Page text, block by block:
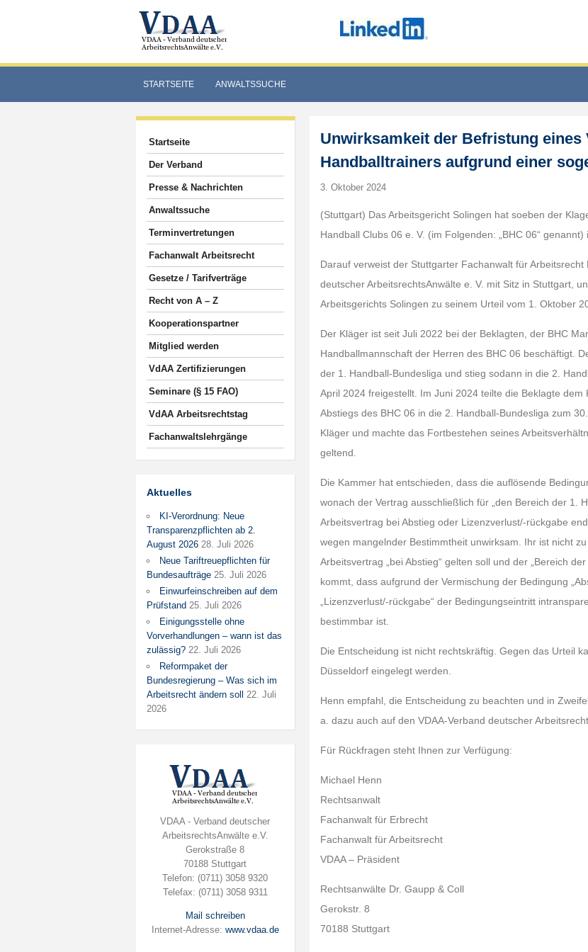
STARTSEITE ANWALTSSUCHE
Startseite
Der Verband
Presse & Nachrichten
Anwaltssuche
Terminvertretungen
Fachanwalt Arbeitsrecht
Gesetze / Tarifverträge
Recht von A – Z
Kooperationspartner
Mitglied werden
VdAA Zertifizierungen
Seminare (§ 15 FAO)
VdAA Arbeitsrechtstag
Fachanwaltslehrgänge
Aktuelles
KI-Verordnung: Neue
Transparenzpflichten ab 2.
August 2026 28. Juli 2026
Neue Tariftreuepflichten für
Bundesaufträge 25. Juli 2026
Einwurfeinschreiben auf dem
Prüfstand 25. Juli 2026
Einigungsstelle ohne
Vorverhandlungen – wann ist das
zulässig? 22. Juli 2026
Reformpaket der
Bundesregierung – Was sich im
Arbeitsrecht ändern soll
22. Juli
2026
VDAA - Verband deutscher
ArbeitsrechtsAnwälte e.V.
Gerokstraße 8
70188 Stuttgart
Telefon: (0711) 3058 9320
Telefax: (0711) 3058 9311
Mail schreiben
Internet-Adresse: www.vdaa.de
Unwirksamkeit der Befristung eines
Handballtrainers aufgrund einer
3. Oktober 2024
(Stuttgart) Das Arbeitsgericht Solingen hat soeben der
Handball Clubs 06 e. V. (im Folgenden: „BHC 06“
Darauf verweist der Stuttgarter Fachanwalt für
deutscher ArbeitsrechtsAnwälte e. V. mit Sitz in Stuttgart,
Arbeitsgerichts Solingen zu seinem Urteil vom 1. Oktober
Der Kläger ist seit Juli 2022 bei der Beklagten, der BHC
Handballmannschaft der Herren des BHC 06 beschäftigt.
der 1. Handball-Bundesliga und stieg sodann in die 2.
April 2024 freigestellt. Im Juni 2024 teilte die Beklagte
Abstiegs des BHC 06 in die 2. Handball-Bundesliga zum
Kläger und machte das Fortbestehen seines
geltend.
Die Kammer hat entschieden, dass die auflösende
wonach der Vertrag ausschließlich für „den Bereich der 1.
Arbeitsvertrag bei Abstieg oder Lizenzverlust/-rückgabe
wegen mangelnder Bestimmtheit unwirksam. Ihr ist nicht
Arbeitsvertrag „bei Abstieg“ gelten soll und der „Bereich
kommt, dass aufgrund der Vermischung der Bedingung
„Lizenzverlust/-rückgabe“ der Bedingungseintritt
bestimmbar ist.
Die Entscheidung ist nicht rechtskräftig. Gegen das Urteil
Düsseldorf eingelegt werden.
Henn empfahl, die Entscheidung zu beachten und in
a. dazu auch auf den VDAA-Verband deutscher
Für Rückfragen steht Ihnen zur Verfügung:
Michael Henn
Rechtsanwalt
Fachanwalt für Erbrecht
Fachanwalt für Arbeitsrecht
VDAA – Präsident
Rechtsanwälte Dr. Gaupp & Coll
Gerokstr. 8
70188 Stuttgart